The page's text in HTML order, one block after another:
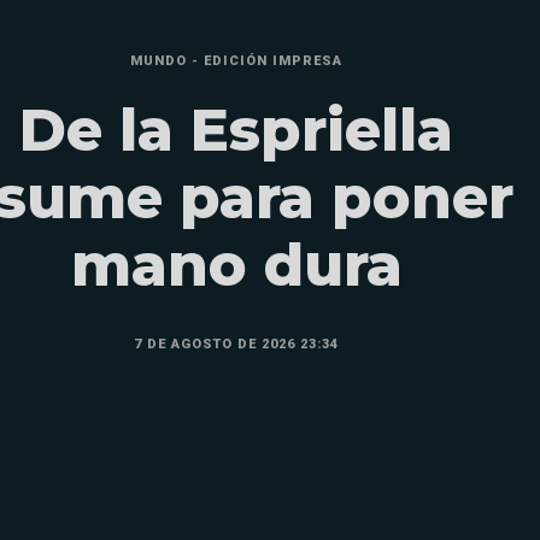
MUNDO - EDICIÓN IMPRESA
De la Espriella
para poner
mano dura
7 DE AGOSTO DE 2026 23:34